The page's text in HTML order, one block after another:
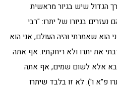
הגדול שיש בגיור מראשית
נעזרים בגיורו של יתרו: "רבי
הוא שאמרתי והיה העולם, אני הוא
את יתרו ולא ריחקתיו. אף אתה
בא אלא לשום שמים, אף אתה
פ"א ו'). לא זו בלבד שיתרו